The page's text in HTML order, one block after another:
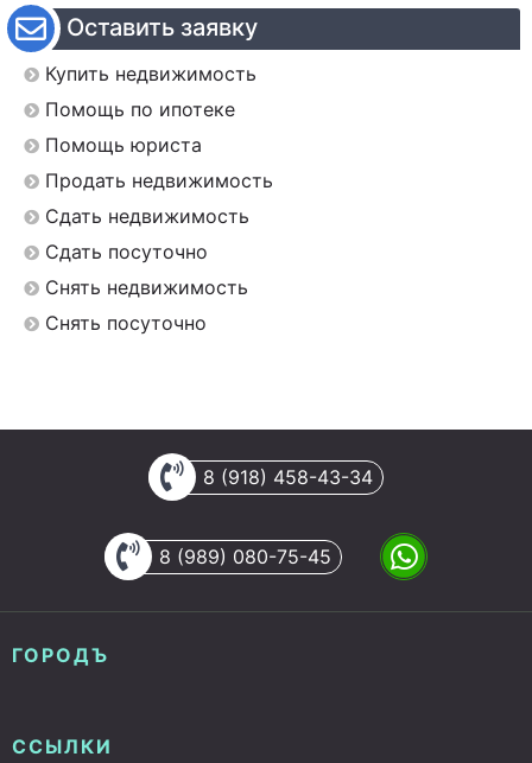
Оставить заявку
Купить недвижимость
Помощь по ипотеке
Помощь юриста
Продать недвижимость
Сдать недвижимость
Сдать посуточно
Снять недвижимость
Снять посуточно
8 (918) 458-43-34
8 (989) 080-75-45
ГОРОДЪ
ССЫЛКИ